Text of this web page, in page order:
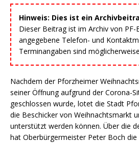
Hinweis: Dies ist ein
Dieser Beitrag ist im Archiv von PF-
angegebene Telefon- und
Terminangaben sind
Nachdem der Pforzheimer
seiner Öffnung aufgrund der Corona-
geschlossen wurde, lotet die Stadt
die Beschicker von Weihnachtsmarkt
unterstützt werden können. Über die
hat Oberbürgermeister Peter Boch